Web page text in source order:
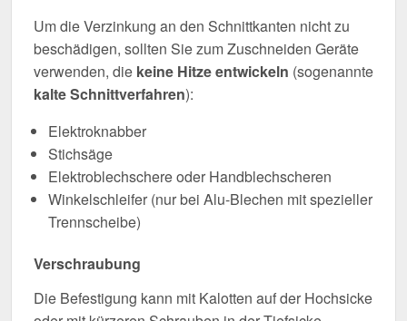
Um die Verzinkung an den Schnittkanten nicht zu
beschädigen, sollten Sie zum Zuschneiden Geräte
verwenden, die keine Hitze entwickeln (sogenannte
kalte Schnittverfahren):
Elektroknabber
Stichsäge
Elektroblechschere oder Handblechscheren
Winkelschleifer (nur bei Alu-Blechen mit spezieller
Trennscheibe)
Verschraubung
Die Befestigung kann mit Kalotten auf der Hochsicke